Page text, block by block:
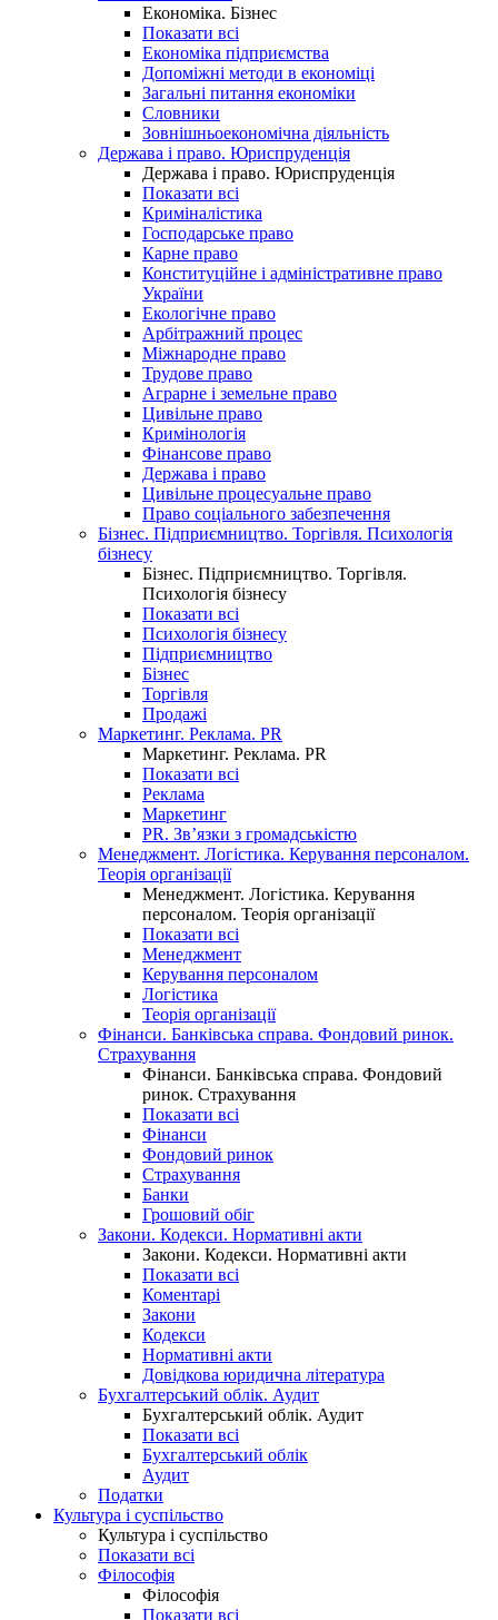
Економіка. Бізнес
Показати всі
Економіка підприємства
Допоміжні методи в економіці
Загальні питання економіки
Словники
Зовнішньоекономічна діяльність
Держава і право. Юриспруденція
Держава і право. Юриспруденція
Показати всі
Криміналістика
Господарське право
Карне право
Конституційне і адміністративне право
України
Екологічне право
Арбітражний процес
Міжнародне право
Трудове право
Аграрне і земельне право
Цивільне право
Кримінологія
Фінансове право
Держава і право
Цивільне процесуальне право
Право соціального забезпечення
Бізнес. Підприємництво. Торгівля. Психологія
бізнесу
Бізнес. Підприємництво. Торгівля.
Психологія бізнесу
Показати всі
Психологія бізнесу
Підприємництво
Бізнес
Торгівля
Продажі
Маркетинг. Реклама. PR
Маркетинг. Реклама. PR
Показати всі
Реклама
Маркетинг
PR. Зв’язки з громадськістю
Менеджмент. Логістика. Керування персоналом.
Теорія організації
Менеджмент. Логістика. Керування
персоналом. Теорія організації
Показати всі
Менеджмент
Керування персоналом
Логістика
Теорія організації
Фінанси. Банківська справа. Фондовий ринок.
Страхування
Фінанси. Банківська справа. Фондовий
ринок. Страхування
Показати всі
Фінанси
Фондовий ринок
Страхування
Банки
Грошовий обіг
Закони. Кодекси. Нормативні акти
Закони. Кодекси. Нормативні акти
Показати всі
Коментарі
Закони
Кодекси
Нормативні акти
Довідкова юридична література
Бухгалтерський облік. Аудит
Бухгалтерський облік. Аудит
Показати всі
Бухгалтерський облік
Аудит
Податки
Культура і суспільство
Культура і суспільство
Показати всі
Філософія
Філософія
Показати всі